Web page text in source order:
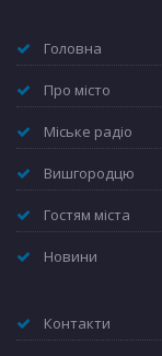
Головна
Про місто
Міське радіо
Вишгородцю
Гостям міста
Новини
Контакти